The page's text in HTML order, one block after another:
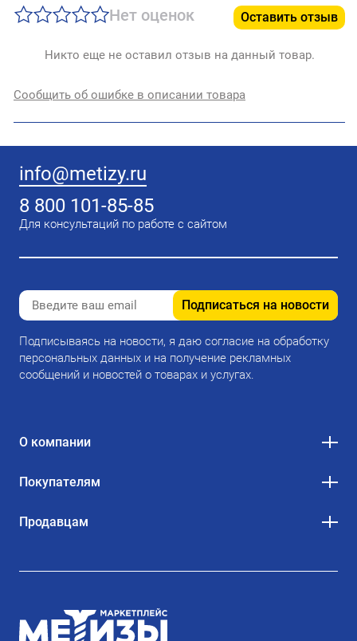
Нет оценок Оставить отзыв
Никто еще не оставил отзыв на данный товар.
Сообщить об ошибке в описании товара
info@metizy.ru
8 800 101-85-85
Для консультаций по работе с сайтом
Подписаться на новости
Подписываясь на новости, я даю согласие на обработку
персональных данных и на получение рекламных
сообщений и новостей о товарах и услугах.
О компании
Покупателям
Продавцам